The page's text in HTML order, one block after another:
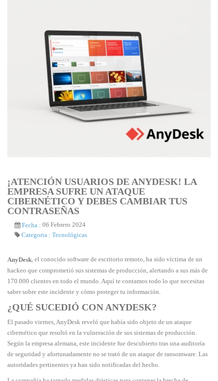
¡ATENCIÓN USUARIOS DE ANYDESK! LA
EMPRESA SUFRE UN ATAQUE
CIBERNÉTICO Y DEBES CAMBIAR TUS
CONTRASEÑAS
Fecha : 06 Febrero 2024
Categoria : Tecnológicas
AnyDesk, el conocido software de escritorio remoto, ha sido víctima de un
hackeo que comprometió sus sistemas de producción, alertando a sus más de
170.000 clientes en todo el mundo. Aquí te contamos todo lo que necesitas
saber sobre este incidente y cómo proteger tu información.
¿QUÉ SUCEDIÓ CON ANYDESK?
El pasado viernes, AnyDesk reveló que había sido objeto de un ataque
cibernético que resultó en la vulneración de sus sistemas de producción.
Según la empresa alemana, este incidente fue descubierto tras una auditoría
de seguridad y afortunadamente no se trató de un ataque de ransomware. Las
autoridades pertinentes ya han sido notificadas del hecho.